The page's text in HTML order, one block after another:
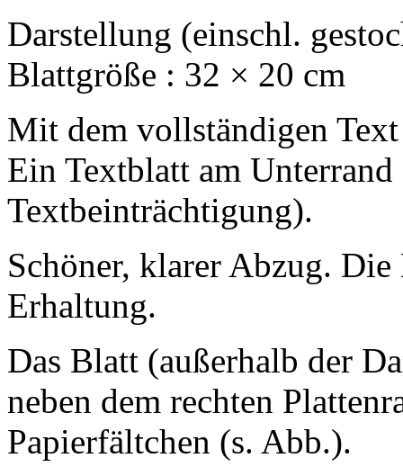
Darstellung (einschl.
Blattgröße : 32 × 20 cm
Mit dem vollständigen
Ein Textblatt am
Textbeinträchtigung).
Schöner, klarer Abzug.
Erhaltung.
Das Blatt (außerhalb der
neben dem rechten
Papierfältchen (s. Abb.).